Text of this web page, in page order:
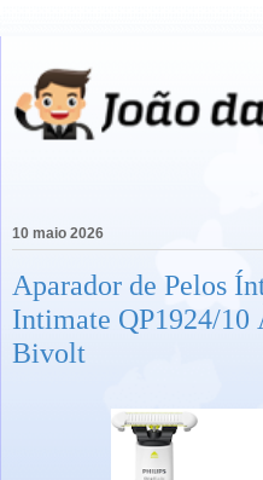
10 maio 2026
Aparador de Pelos
Intimate QP1924/10
Bivolt